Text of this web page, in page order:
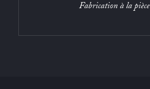
Fabrication à la pièce